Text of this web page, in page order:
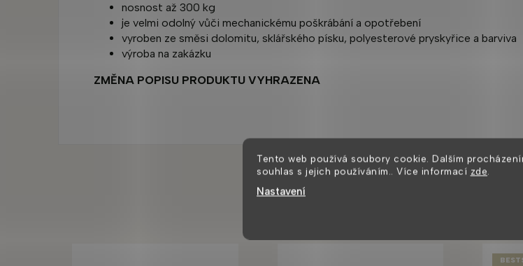
Tento web používá soubory cookie. Dalším
souhlas s jejich používáním.. Více informací zde.
Nastavení
nosnost až 300 kg
je velmi odolný vůči mechanickému poškrábání a opotřebení
vyroben ze směsi dolomitu, sklářského písku, polyesterové pryskyřice a barviva
výroba na zakázku
ZMĚNA POPISU PRODUKTU VYHRAZENA